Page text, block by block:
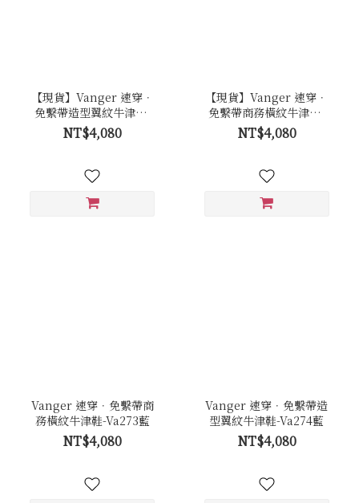
【現貨】Vanger 速穿．
免繫帶造型翼紋牛津鞋-
Va274黑
NT$4,080
【現貨】Vanger 速穿．
免繫帶商務橫紋牛津鞋-
Va273黑
NT$4,080
Vanger 速穿．免繫帶商
務橫紋牛津鞋-Va273藍
NT$4,080
Vanger 速穿．免繫帶造
型翼紋牛津鞋-Va274藍
NT$4,080